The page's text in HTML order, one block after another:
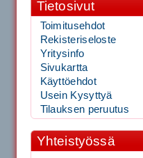
Tietosivut
Toimitusehdot
Rekisteriseloste
Yritysinfo
Sivukartta
Käyttöehdot
Usein Kysyttyä
Tilauksen peruutus
Yhteistyössä